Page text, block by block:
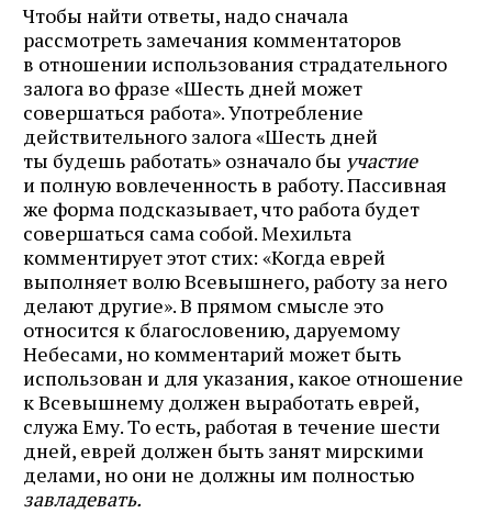
Чтобы найти ответы, надо сначала
рассмотреть замечания комментаторов
в отношении использования страдательного
залога во фразе «Шесть дней может
совершаться работа». Употребление
действительного залога «Шесть дней
ты будешь работать» означало бы участие
и полную вовлеченность в работу. Пассивная
же форма подсказывает, что работа будет
совершаться сама собой. Мехильта
комментирует этот стих: «Когда еврей
выполняет волю Всевышнего, работу за него
делают другие». В прямом смысле это
относится к благословению, даруемому
Небесами, но комментарий может быть
использован и для указания, какое отношение
к Всевышнему должен выработать еврей,
служа Ему. То есть, работая в течение шести
дней, еврей должен быть занят мирскими
делами, но они не должны им полностью
завладевать.